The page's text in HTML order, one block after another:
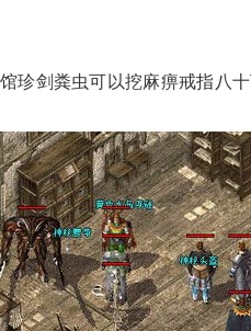
珍剑粪虫可以挖麻痹戒指八